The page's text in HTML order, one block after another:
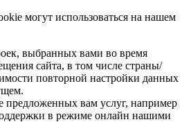
могут использоваться на нашем
выбранных вами во время
сайта, в том числе страны/
повторной настройки данных
предложенных вам услуг, например
в режиме онлайн нашими